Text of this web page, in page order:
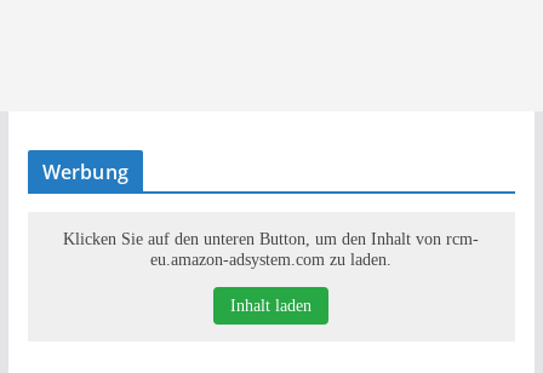
Werbung
Klicken Sie auf den unteren Button, um den Inhalt von rcm-
eu.amazon-adsystem.com zu laden.
Inhalt laden